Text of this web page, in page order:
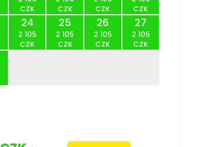
CZK
CZK
CZK
CZK
24
2 105
CZK
25
2 105
CZK
26
2 105
CZK
27
2 105
CZK